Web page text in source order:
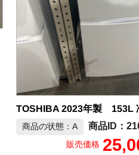
商品の状態：A
販売価格